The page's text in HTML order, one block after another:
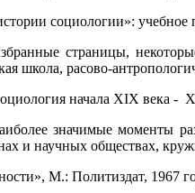
социологии»: учебное
страницы,
школа, расово-
начала XIX века -
значимые моменты
и научных обществах,
М.: Политиздат, 1967